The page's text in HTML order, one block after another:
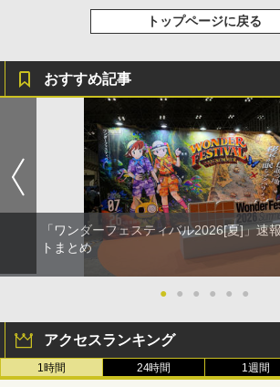
トップページに戻る
おすすめ記事
「ワンダーフェスティバル2026[夏]」速
トまとめ
● ● ● ● ● ●
アクセスランキング
1時間 24時間 1週間